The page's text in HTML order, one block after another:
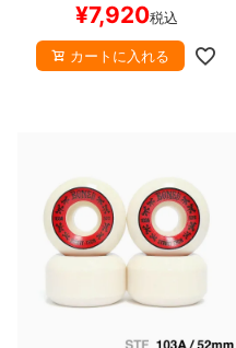
¥7,920税込
カートに入れる